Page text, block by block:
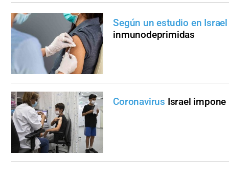
Según un estudio en Israel
inmunodeprimidas
Coronavirus Israel